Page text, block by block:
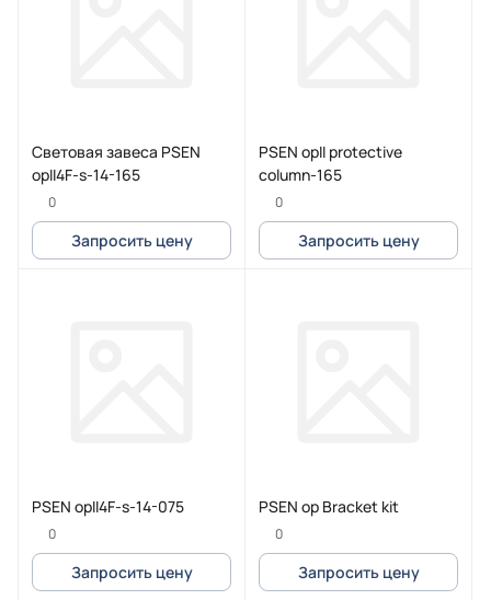
Световая завеса PSEN
opII4F-s-14-165
0
Запросить цену
PSEN opII protective
column-165
0
Запросить цену
PSEN opII4F-s-14-075
0
Запросить цену
PSEN op Bracket kit
0
Запросить цену